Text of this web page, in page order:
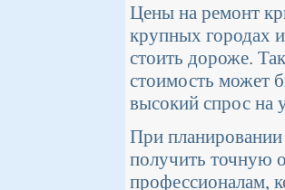
Цены на ремонт
крупных городах
стоить дороже.
стоимость может
высокий спрос на
При
получить точную
профессионалам,